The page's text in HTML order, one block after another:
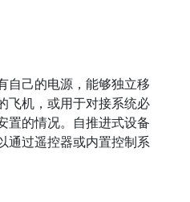
自己的电源，能够独立移
飞机，或用于对接系统必
置的情况。自推进式设备
通过遥控器或内置控制系